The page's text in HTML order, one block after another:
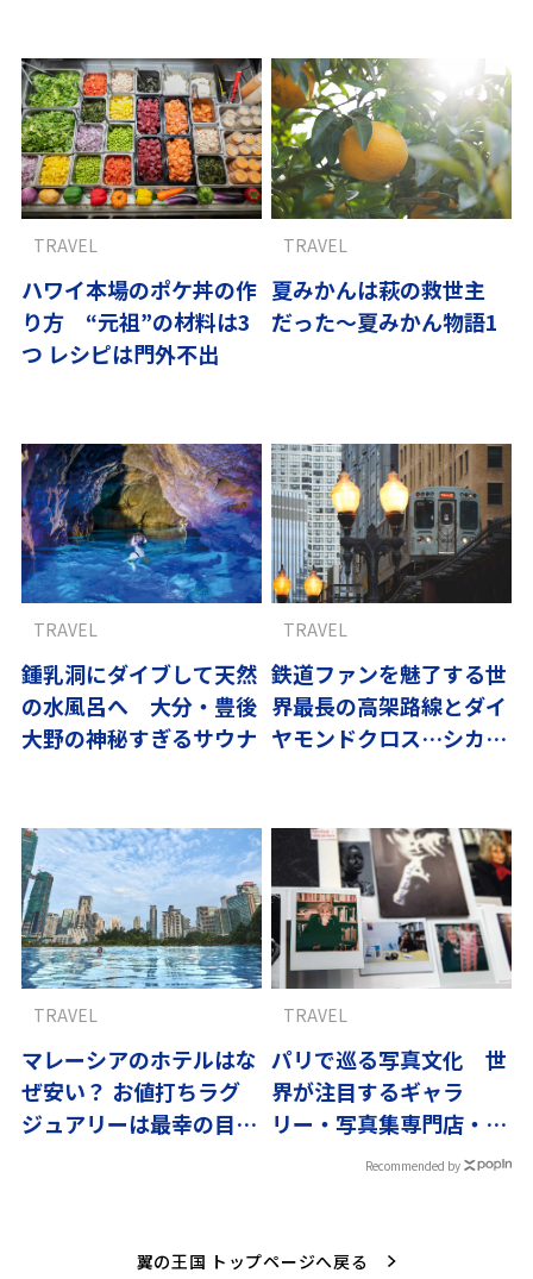
ハワイ本場のポケ丼の作
り方 “元祖”の材料は3
つ レシピは門外不出
TRAVEL
夏みかんは萩の救世主
だった〜夏みかん物語1
TRAVEL
鍾乳洞にダイブして天然
の水風呂へ 大分・豊後
大野の神秘すぎるサウナ
TRAVEL
鉄道ファンを魅了する世
界最長の高架路線とダイ
ヤモンドクロス…シカゴ
TRAVEL
マレーシアのホテルはな
ぜ安い？ お値打ちラグ
ジュアリーは最幸の目的
TRAVEL
パリで巡る写真文化 世
界が注目するギャラ
リー・写真集専門店・老
舗ブラッスリー
TRAVEL
Recommended by
翼の王国 トップページへ戻る